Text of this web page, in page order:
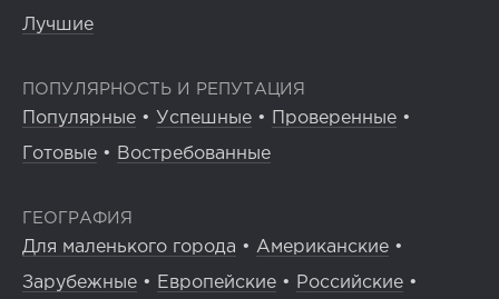
Лучшие
ПОПУЛЯРНОСТЬ И РЕПУТАЦИЯ
Популярные • Успешные • Проверенные •
Готовые • Востребованные
ГЕОГРАФИЯ
Для маленького города • Американские •
Зарубежные • Европейские • Российские •